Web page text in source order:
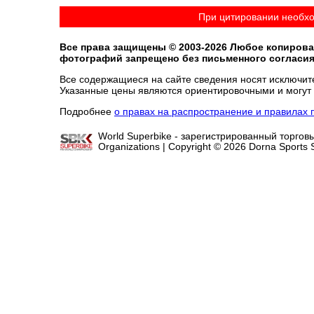
При цитировании
Все права защищены © 2003-2026 Любое
фотографий запрещено без письменного
Все содержащиеся на cайте сведения носят
Указанные цены являются ориентировочными и
Подробнее о правах на распространение и
World Superbike - зарегистрированный
Organizations | Copyright © 2026 Dorna Sports